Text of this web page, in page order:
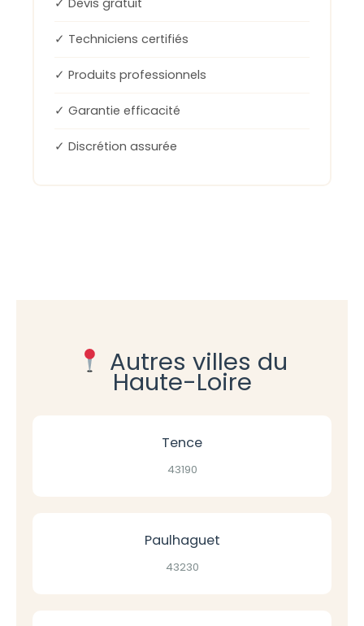
✓ Techniciens certifiés
✓ Produits professionnels
✓ Garantie efficacité
✓ Discrétion assurée
Autres villes du
Haute-Loire
Tence
43190
Paulhaguet
43230